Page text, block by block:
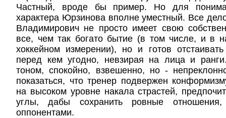
Частный, вроде бы пример. Но для
характера Юрзинова вполне уместный. Все
Владимирович не просто имеет свою
все, чем так богато бытие (в том числе, и в
хоккейном измерении), но и готов
перед кем угодно, невзирая на лица и
тоном, спокойно, взвешенно, но -
показаться, что тренер подвержен
на высоком уровне накала страстей,
углы, дабы сохранить ровные
оппонентами.